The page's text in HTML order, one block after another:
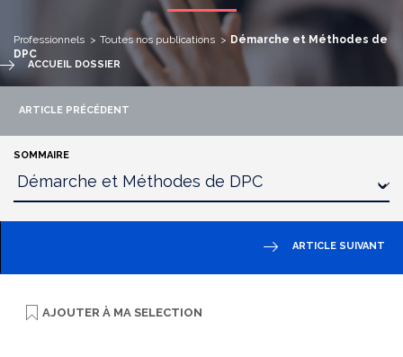
Professionnels Toutes nos publications
Démarche et Méthodes de
DPC
ACCUEIL DOSSIER
ARTICLE PRÉCÉDENT
SOMMAIRE
ARTICLE SUIVANT
AJOUTER À MA SELECTION